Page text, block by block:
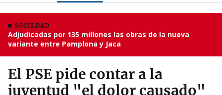
SOCIEDAD
Adjudicadas por 135 millones las obras de la nueva
variante entre Pamplona y Jaca
El PSE pide contar a la
juventud "el dolor causado"